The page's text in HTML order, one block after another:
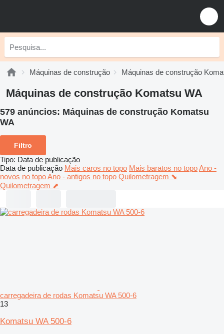
Máquinas de construção Máquinas de construção
Máquinas de construção Komatsu WA
579 anúncios: Máquinas de construção Komatsu
WA
Filtro
Tipo: Data de publicação
Data de publicação Mais caros no topo Mais baratos no topoAno -
novos no topoAno - antigos no topo Quilometragem ⬊
Quilometragem ⬈
carregadeira de rodas Komatsu WA 500-6
13
Komatsu WA 500-6